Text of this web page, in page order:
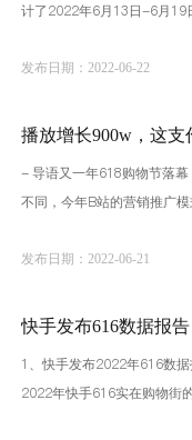
计了2022年6月13日-6月19
发布日期：2022-06-22
播放增长900w，这支
- 导语又一年618购物节落幕
不同，今年B站的营销推广
发布日期：2022-06-21
快手发布616数据报
1、快手发布2022年616数
2022年快手616实在购物街